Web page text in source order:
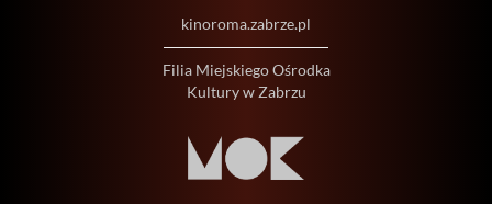
kinoroma.zabrze.pl
Filia Miejskiego Ośrodka
Kultury w Zabrzu